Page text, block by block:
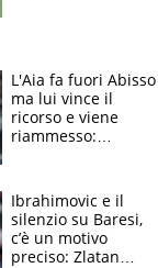
L'Aia fa fuori Abisso
ma lui vince il
ricorso e viene
riammesso:
Ibrahimovic e il
silenzio su Baresi,
c’è un motivo
preciso: Zlatan